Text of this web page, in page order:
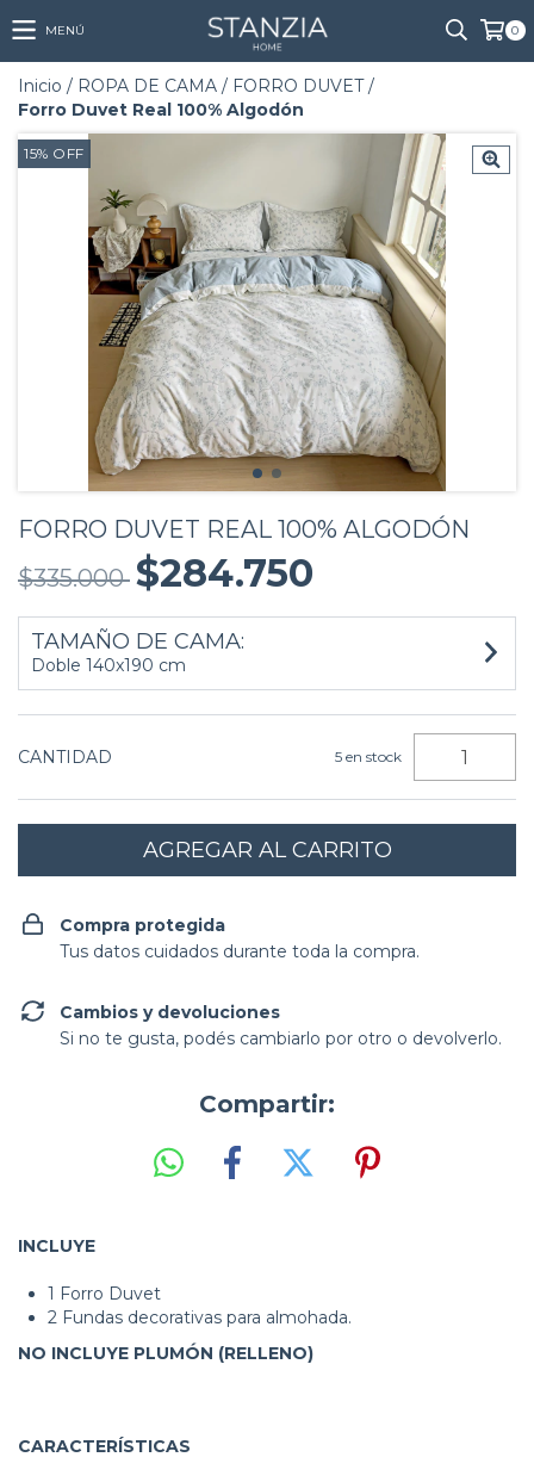
MENÚ 0
Inicio / ROPA DE CAMA / FORRO DUVET /
Forro Duvet Real 100% Algodón
15% OFF
FORRO DUVET REAL 100% ALGODÓN
$335.000 $284.750
TAMAÑO DE CAMA:
Doble 140x190 cm
CANTIDAD 5 en stock
Compra protegida
Tus datos cuidados durante toda la compra.
Cambios y devoluciones
Si no te gusta, podés cambiarlo por otro o devolverlo.
Compartir:
INCLUYE
1 Forro Duvet
2 Fundas decorativas para almohada.
NO INCLUYE PLUMÓN (RELLENO)
CARACTERÍSTICAS